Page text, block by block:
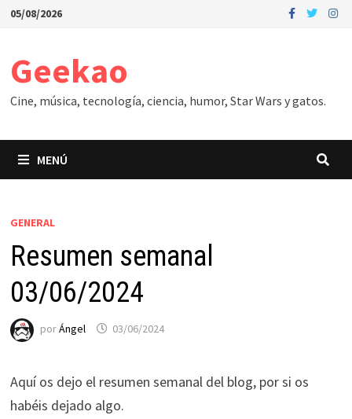
Saltar
05/08/2026
Geekao
Cine, música, tecnología, ciencia, humor, Star Wars y gatos.
MENÚ
GENERAL
Resumen semanal
03/06/2024
porÁngel 03/06/2024
Aquí os dejo el resumen semanal del blog, por si os
habéis dejado algo.